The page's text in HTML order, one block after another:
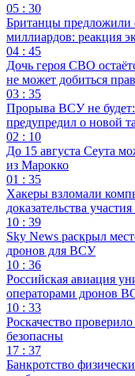
05 : 30
Британцы предложили
миллиардов: реакция
04 : 45
Дочь героя СВО
не может добиться
03 : 35
Прорыва ВСУ не
предупредил о новой
02 : 10
До 15 августа Сеута
из Марокко
01 : 35
Хакеры взломали
доказательства
10 : 39
Sky News раскрыл
дронов для ВСУ
10 : 36
Российская авиация
операторами дронов
10 : 33
Роскачество
безопасны
17 : 37
Банкротство